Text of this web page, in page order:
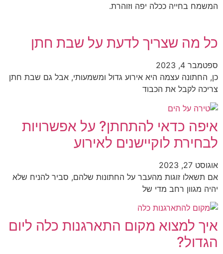
המשמח בחייה ככלה יפה וזוהרת.
כל מה שצריך לדעת על שבת חתן
ספטמבר 4, 2023
כן, החתונה עצמה היא אירוע גדול ומשמעותי, אבל גם שבת חתן
צריכה לקבל את הכבוד
איפה כדאי להתחתן? על אפשרויות
לבחירת לוקיישנים לאירוע
אוגוסט 27, 2023
אם תשאלו זוגות מהעבר על החתונות שלהם, סביר להניח שלא
יהיה מגוון רחב מדי של
איך למצוא מקום התארגנות כלה ליום
הגדול?